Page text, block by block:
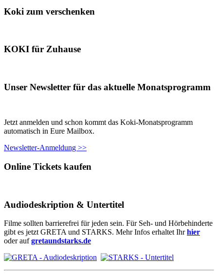
Koki zum verschenken
KOKI für Zuhause
Unser Newsletter für das aktuelle Monatsprogramm
Jetzt anmelden und schon kommt das Koki-Monatsprogramm
automatisch in Eure Mailbox.
Newsletter-Anmeldung >>
Online Tickets kaufen
Audiodeskription & Untertitel
Filme sollten barrierefrei für jeden sein. Für Seh- und Hörbehinderte
gibt es jetzt GRETA und STARKS. Mehr Infos erhaltet Ihrhier
oder aufgretaundstarks.de